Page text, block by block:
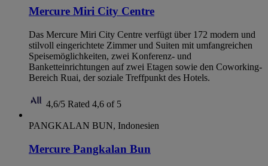
Mercure Miri City Centre
Das Mercure Miri City Centre verfügt über 172 modern und
stilvoll eingerichtete Zimmer und Suiten mit umfangreichen
Speisemöglichkeiten, zwei Konferenz- und
Banketteinrichtungen auf zwei Etagen sowie den Coworking-
Bereich Ruai, der soziale Treffpunkt des Hotels.
4,6/5 Rated 4,6 of 5
PANGKALAN BUN, Indonesien
Mercure Pangkalan Bun